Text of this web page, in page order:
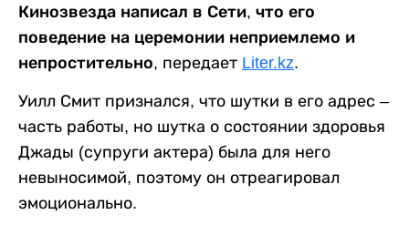
Кинозвезда написал в Сети, что его
поведение на церемонии неприемлемо и
непростительно, передает Liter.kz.
Уилл Смит признался, что шутки в его адрес –
часть работы, но шутка о состоянии здоровья
Джады (супруги актера) была для него
невыносимой, поэтому он отреагировал
эмоционально.